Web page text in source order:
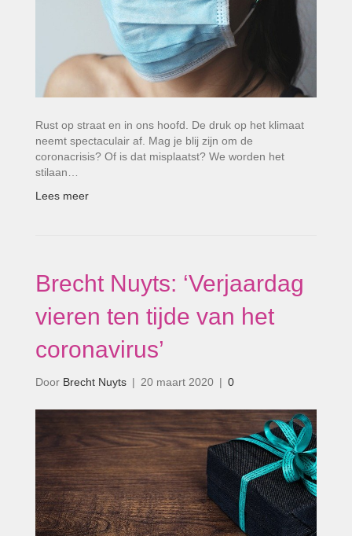
Rust op straat en in ons hoofd. De druk op het klimaat
neemt spectaculair af. Mag je blij zijn om de
coronacrisis? Of is dat misplaatst? We worden het
stilaan…
Lees meer
Brecht Nuyts: ‘Verjaardag
vieren ten tijde van het
coronavirus’
Door Brecht Nuyts | 20 maart 2020 | 0